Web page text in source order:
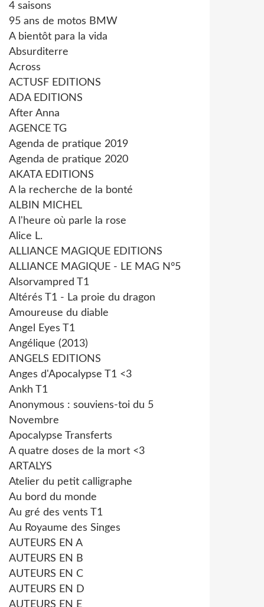
4 saisons
95 ans de motos BMW
A bientôt para la vida
Absurditerre
Across
ACTUSF EDITIONS
ADA EDITIONS
After Anna
AGENCE TG
Agenda de pratique 2019
Agenda de pratique 2020
AKATA EDITIONS
A la recherche de la bonté
ALBIN MICHEL
A l'heure où parle la rose
Alice L.
ALLIANCE MAGIQUE EDITIONS
ALLIANCE MAGIQUE - LE MAG N°5
Alsorvampred T1
Altérés T1 - La proie du dragon
Amoureuse du diable
Angel Eyes T1
Angélique (2013)
ANGELS EDITIONS
Anges d'Apocalypse T1 <3
Ankh T1
Anonymous : souviens-toi du 5
Novembre
Apocalypse Transferts
A quatre doses de la mort <3
ARTALYS
Atelier du petit calligraphe
Au bord du monde
Au gré des vents T1
Au Royaume des Singes
AUTEURS EN A
AUTEURS EN B
AUTEURS EN C
AUTEURS EN D
AUTEURS EN E